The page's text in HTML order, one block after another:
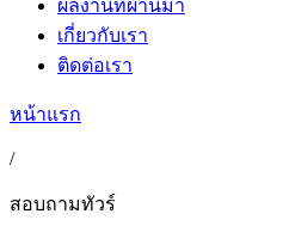
ผลงานที่ผ่านมา
เกี่ยวกับเรา
ติดต่อเรา
หน้าแรก
/
สอบถามทัวร์